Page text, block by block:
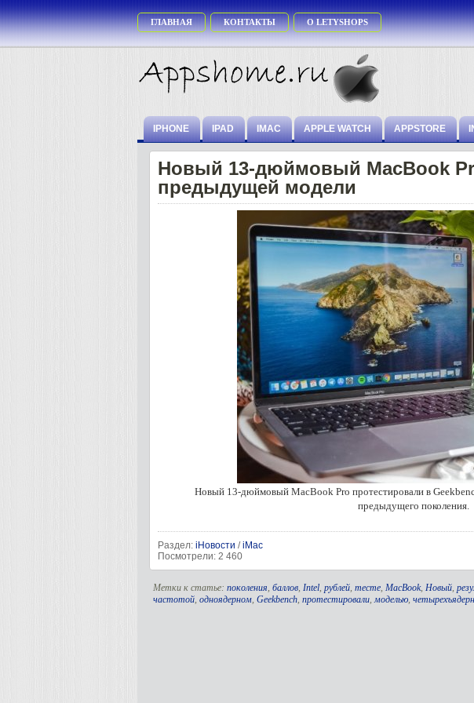
ГЛАВНАЯ КОНТАКТЫ О LETYSHOPS
IPHONE IPAD IMAC APPLE WATCH APPSTORE
Новый 13-дюймовый MacBook
предыдущей модели
Новый 13-дюймовый MacBook Pro протестировали в
предыдущего поколения.
Раздел: iНовости /iMac
Посмотрели: 2 460
Метки к статье: поколения, баллов, Intel, рублей, тесте, MacBook, Новый,
частотой, одноядерном, Geekbench, протестировали,моделью,